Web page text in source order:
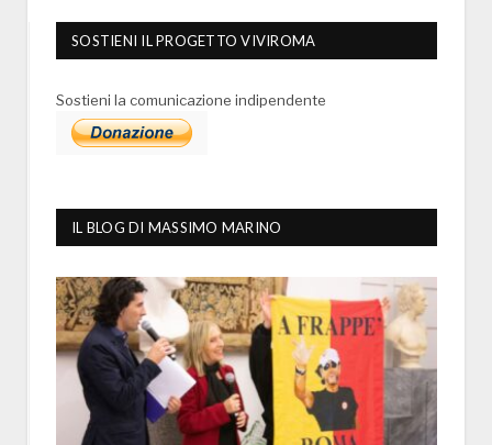
SOSTIENI IL PROGETTO VIVIROMA
Sostieni la comunicazione indipendente
IL BLOG DI MASSIMO MARINO